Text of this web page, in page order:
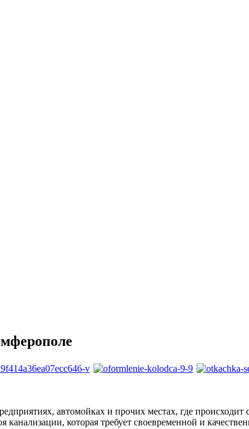
автомойках и прочих местах, где
которая требует своевременной и